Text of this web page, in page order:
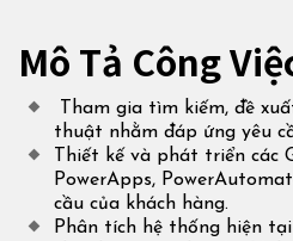
Mô Tả Công
Tham gia tìm kiếm, đề
thuật nhằm đáp ứng yêu
Thiết kế và phát triển các
PowerApps,
cầu của khách hàng.
Phân tích hệ thống hiện